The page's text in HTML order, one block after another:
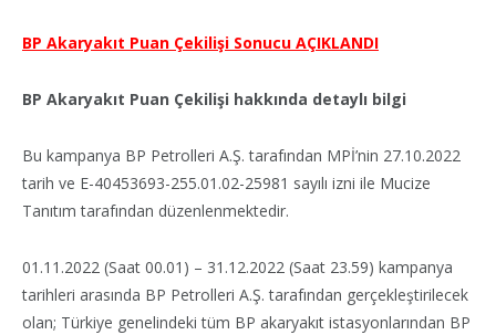
BP Akaryakıt Puan Çekilişi Sonucu AÇIKLANDI
BP Akaryakıt Puan Çekilişi hakkında detaylı bilgi
Bu kampanya BP Petrolleri A.Ş. tarafından MPİ’nin 27.10.2022
tarih ve E-40453693-255.01.02-25981 sayılı izni ile Mucize
Tanıtım tarafından düzenlenmektedir.
01.11.2022 (Saat 00.01) – 31.12.2022 (Saat 23.59) kampanya
tarihleri arasında BP Petrolleri A.Ş. tarafından gerçekleştirilecek
olan; Türkiye genelindeki tüm BP akaryakıt istasyonlarından BP